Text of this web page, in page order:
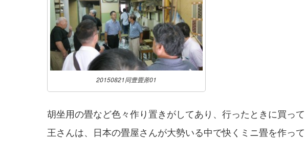
20150821同豊畳蓆01
胡坐用の畳など色々作り置きがしてあり、行ったときに買っ
王さんは、日本の畳屋さんが大勢いる中で快くミニ畳を作っ